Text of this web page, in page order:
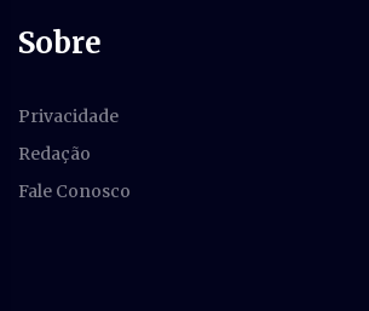
Sobre
Privacidade
Redação
Fale Conosco